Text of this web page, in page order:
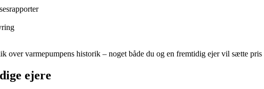
over varmepumpens historik – noget både du og en fremtidig ejer vil sætte pris
ejere